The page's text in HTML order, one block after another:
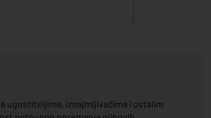
ugostiteljima, iznajmljivačima i ostalim